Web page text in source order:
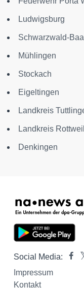
Ludwigsburg
Schwarzwald-
Mühlingen
Stockach
Eigeltingen
Landkreis
Landkreis Rottweil
Denkingen
Social Media:
Impressum
Kontakt